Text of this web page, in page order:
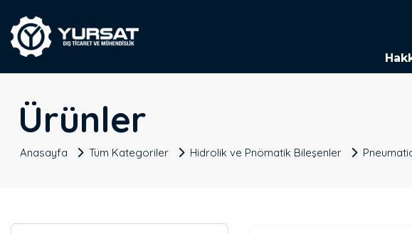
Ürünler
Anasayfa Tüm Kategoriler Hidrolik ve Pnömatik Bileşenler